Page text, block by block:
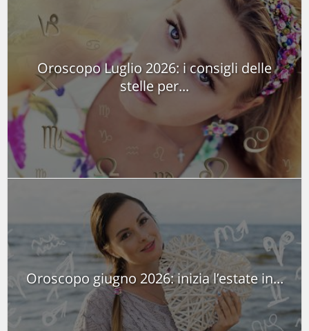
Oroscopo Luglio 2026: i consigli delle
stelle per...
Oroscopo giugno 2026: inizia l’estate in...